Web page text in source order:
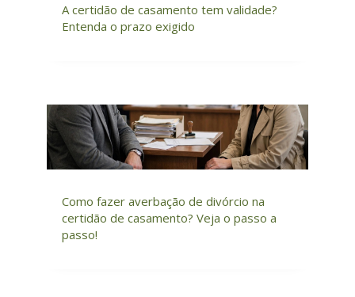
A certidão de casamento tem validade?
Entenda o prazo exigido
Como fazer averbação de divórcio na
certidão de casamento? Veja o passo a
passo!